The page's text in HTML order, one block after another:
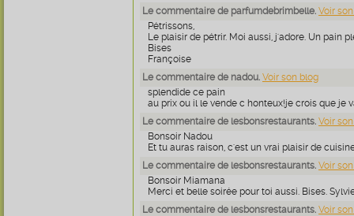
Le commentaire de parfumdebrimbelle. Voir
Pétrissons,
Le plaisir de pétrir. Moi aussi, j'adore. Un pain
Bises
Françoise
Le commentaire de nadou. Voir son blog
splendide ce pain
au prix ou il le vende c honteux!je crois que je
Le commentaire de lesbonsrestaurants. Voir
Bonsoir Nadou
Et tu auras raison, c'est un vrai plaisir de
Le commentaire de lesbonsrestaurants. Voir
Bonsoir Miamana
Merci et belle soirée pour toi aussi. Bises.
Le commentaire de lesbonsrestaurants. Voir